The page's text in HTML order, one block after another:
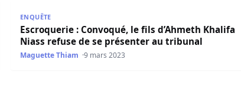
Escroquerie : Convoqué, le fils d’Ahmeth Khalifa
ENQUÊTE
Escroquerie : Convoqué, le fils d’Ahmeth Khalifa
Niass refuse de se présenter au tribunal
Maguette Thiam 9 mars 2023